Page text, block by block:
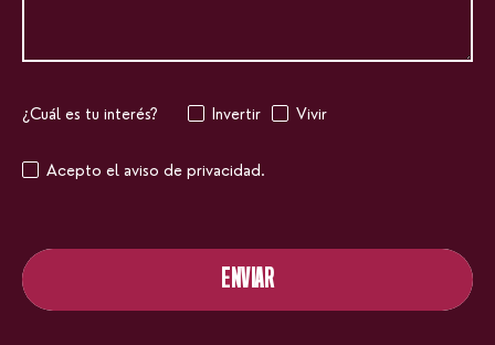
¿Cuál es tu interés? Invertir Vivir
Acepto el aviso de privacidad.
ENVIAR